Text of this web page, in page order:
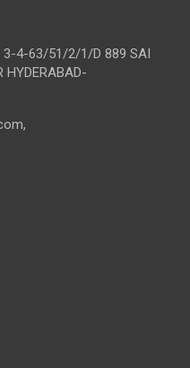
3-4-63/51/2/1/D 889 SAI
HYDERABAD-